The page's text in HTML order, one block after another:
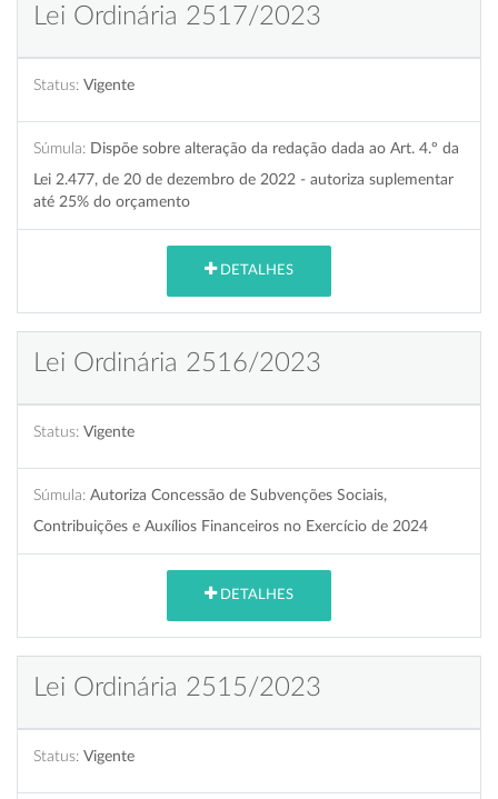
Lei Ordinária 2517/2023
Status: Vigente
Súmula: Dispõe sobre alteração da redação dada ao Art. 4.º da
Lei 2.477, de 20 de dezembro de 2022 - autoriza suplementar
até 25% do orçamento
DETALHES
Lei Ordinária 2516/2023
Status: Vigente
Súmula: Autoriza Concessão de Subvenções Sociais,
Contribuições e Auxílios Financeiros no Exercício de 2024
DETALHES
Lei Ordinária 2515/2023
Status: Vigente